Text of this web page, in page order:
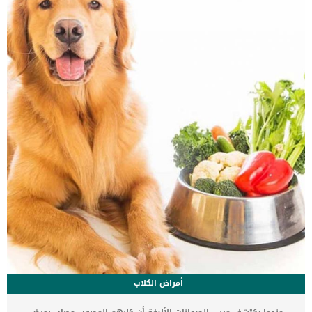
البلعومصدمات الرأسعدم القدرة على السمع بل فقدان حاسة السمع.
تشخيص الطبيب البيطري لأعراض الاضطرابات العصبية عند قطتك سيقوم
الطبيب البيطرى بالفحص الجسدي الشام لقطتك. اما المطلوب منك
لمساعدته فى تشخيص الحالة هو ان تقدم له تاريخ القطة العلاجى
والصحى وروتينها اليوم وهل حدثت لها […]
أمراض الكلاب